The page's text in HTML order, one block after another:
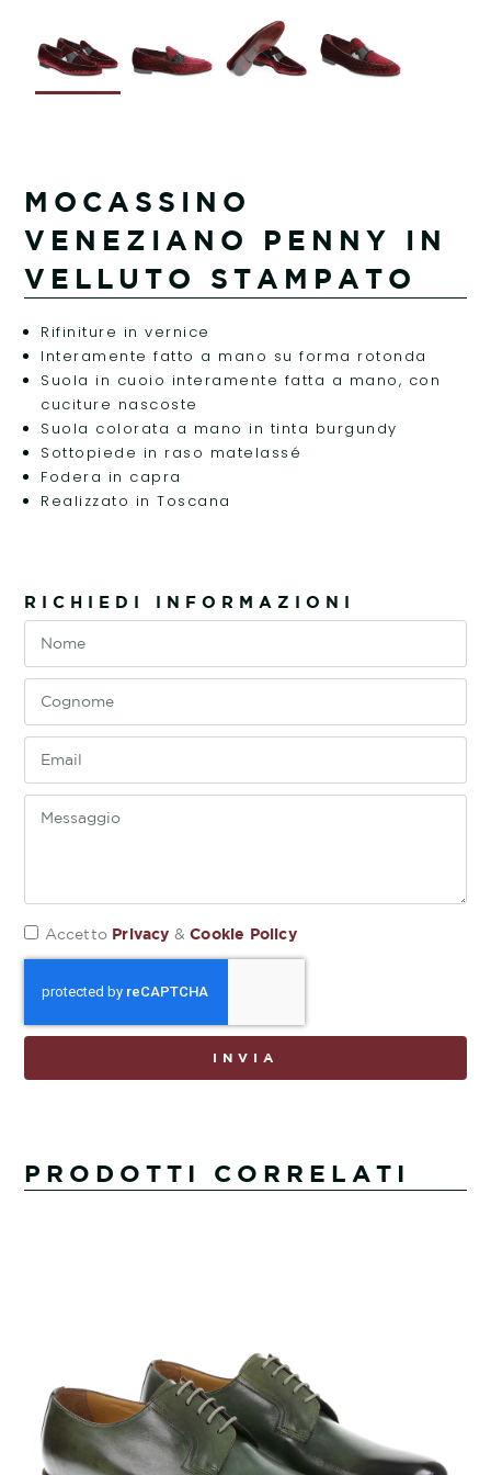
MOCASSINO
VENEZIANO PENNY IN
VELLUTO STAMPATO
Rifiniture in vernice
Interamente fatto a mano su forma rotonda
Suola in cuoio interamente fatta a mano, con
cuciture nascoste
Suola colorata a mano in tinta burgundy
Sottopiede in raso matelassé
Fodera in capra
Realizzato in Toscana
RICHIEDI INFORMAZIONI
Accetto Privacy &Cookie Policy
INVIA
PRODOTTI CORRELATI